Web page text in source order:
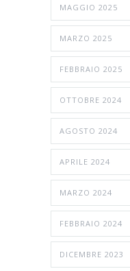
MAGGIO 2025
MARZO 2025
FEBBRAIO 2025
OTTOBRE 2024
AGOSTO 2024
APRILE 2024
MARZO 2024
FEBBRAIO 2024
DICEMBRE 2023